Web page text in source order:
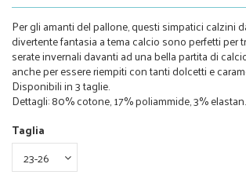
Per gli amanti del pallone, questi simpatici calzini
divertente fantasia a tema calcio sono perfetti per
serate invernali davanti ad una bella partita di
anche per essere riempiti con tanti dolcetti e
Disponibili in 3 taglie.
Dettagli: 80% cotone, 17% poliammide, 3% elastan.
Taglia